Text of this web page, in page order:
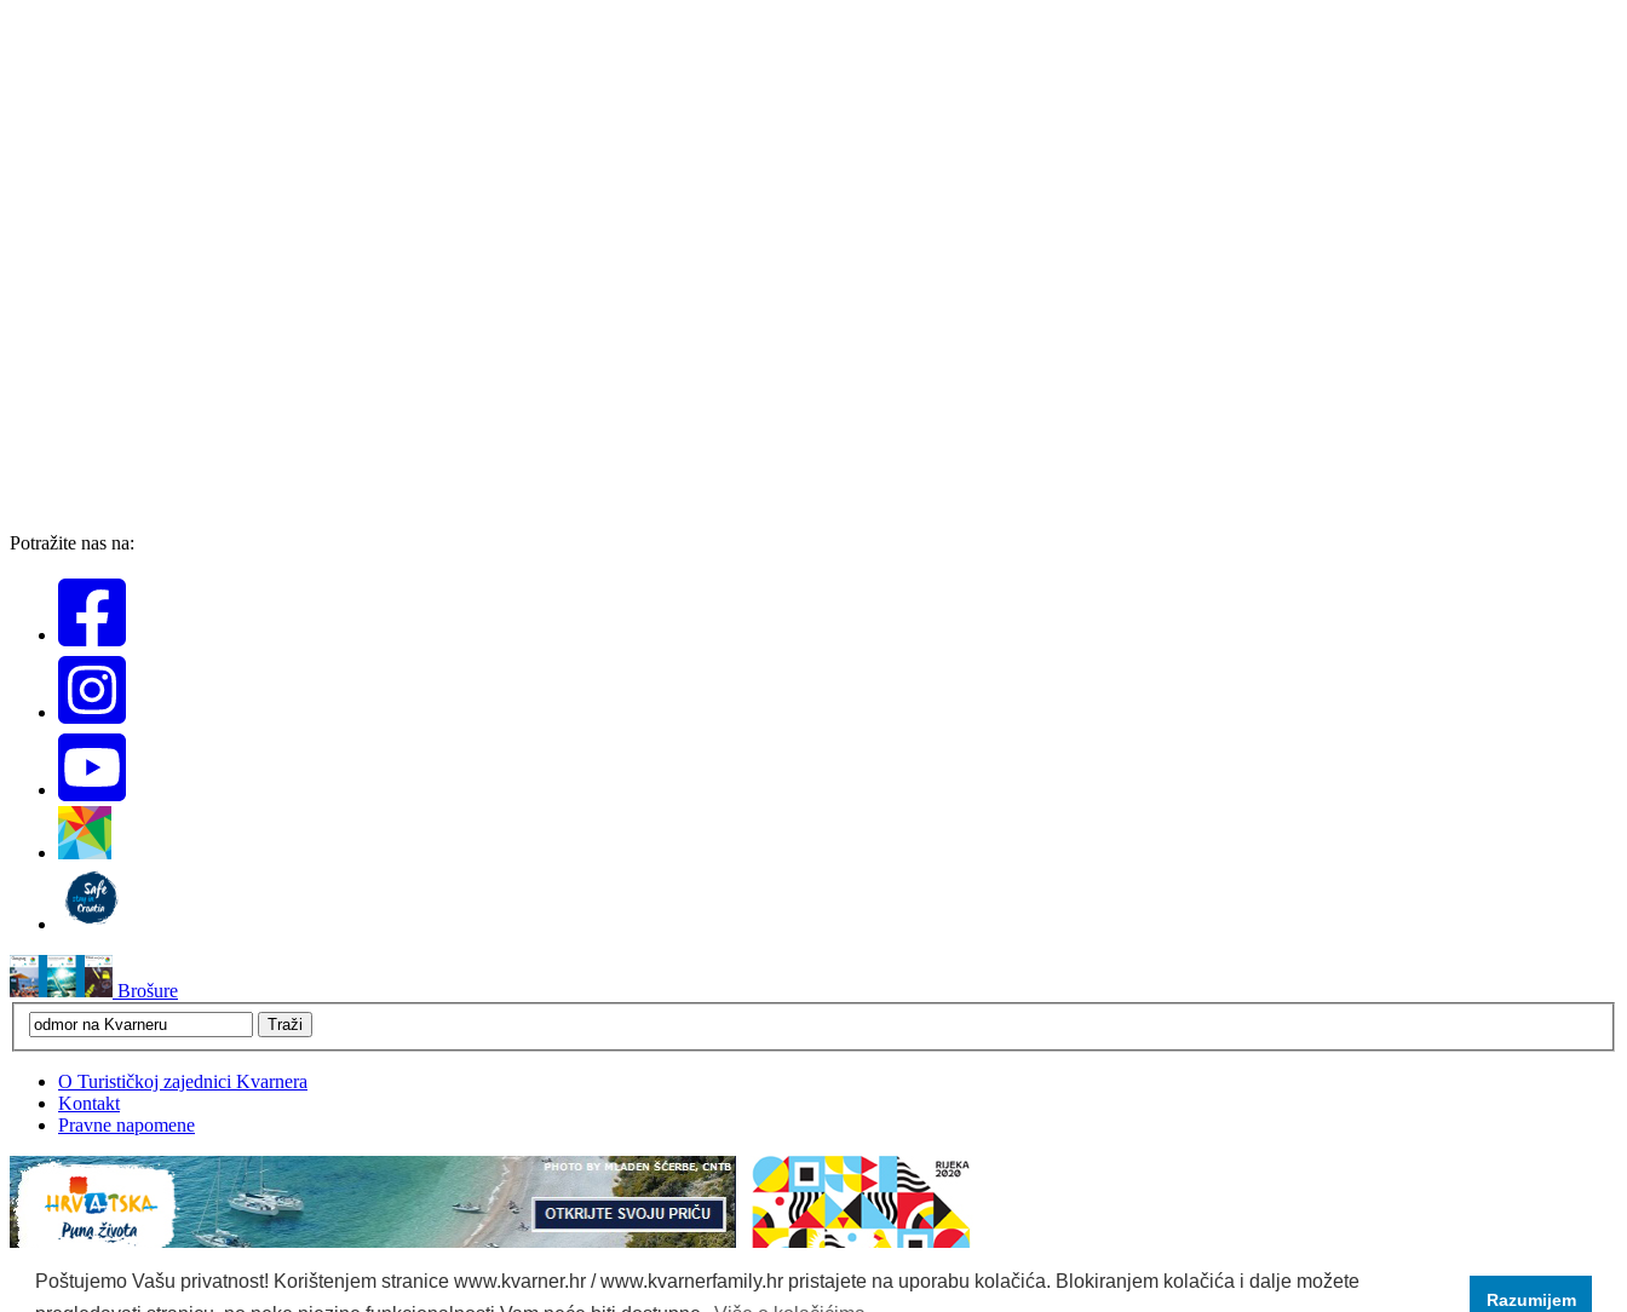
Poštujemo Vašu privatnost! Korištenjem stranice www.kvarner.hr / www.kvarnerfamily.hr pristajete na uporabu kolačića. Blokiranjem kolačića i dalje možete
Razumijem
Potražite nas na:
Brošure
O Turističkoj zajednici Kvarnera
Kontakt
Pravne napomene